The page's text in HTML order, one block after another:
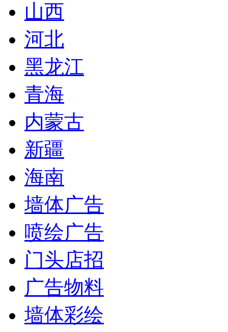
山西
河北
黑龙江
青海
内蒙古
新疆
海南
墙体广告
喷绘广告
门头店招
广告物料
墙体彩绘